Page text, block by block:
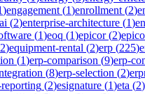
)engagement (1)enrollment (2)
(2)enterprise-architecture (1)
(1)eoq (1)epicor(2)
2)equipment-rental (2)erp (225)
(1)erp-comparison (9)erp-
(8)erp-selection (2)
reporting (2)esignature (1)eta (2)